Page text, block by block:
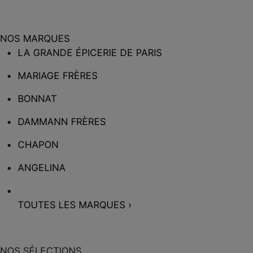
NOS MARQUES
LA GRANDE ÉPICERIE DE PARIS
MARIAGE FRÈRES
BONNAT
DAMMANN FRÈRES
CHAPON
ANGELINA
TOUTES LES MARQUES ›
NOS SÉLECTIONS